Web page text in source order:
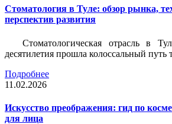
Стоматология в Туле: обзор рынка,
перспектив развития
Стоматологическая отрасль в
десятилетия прошла колоссальный путь
Подробнее
11.02.2026
Искусство преображения: гид по
для лица